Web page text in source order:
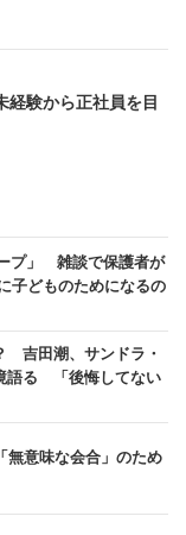
経験から正社員を目
プ」 雑談で保護者が
どものためになるの
吉田潮、サンドラ・
語る 「後悔してない
意味な会合」のため